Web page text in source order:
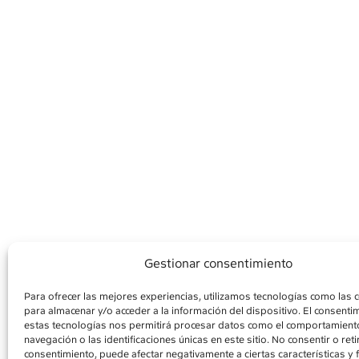
Gestionar consentimiento
Para ofrecer las mejores experiencias, utilizamos tecnologías como las
para almacenar y/o acceder a la información del dispositivo. El
estas tecnologías nos permitirá procesar datos como el
navegación o las identificaciones únicas en este sitio. No consentir o
consentimiento, puede afectar negativamente a ciertas características y
AVÍS LEGAL